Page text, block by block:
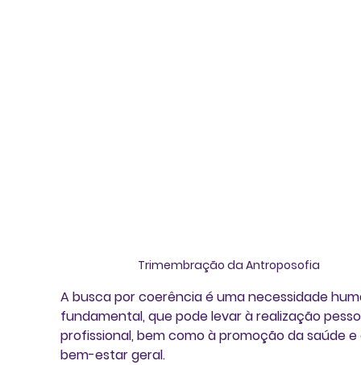
Trimembração da Antroposofia
A busca por coerência é uma necessidade
fundamental, que pode levar à realização
profissional, bem como à promoção da saúde
bem-estar geral.